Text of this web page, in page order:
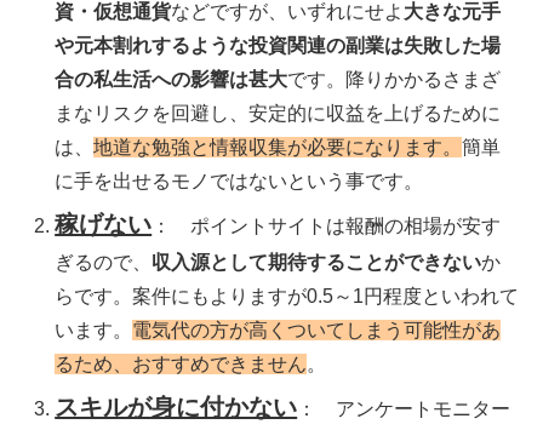
資・仮想通貨などですが、いずれにせよ 大きな元手
や元本割れするような投資関連の副業は失敗した場
合の私生活への影響は甚大です。降りかかるさまざ
まなリスクを回避し、安定的に収益を上げるために
は、地道な勉強と情報収集が必要になります。簡単
に手を出せるモノではないという事です。
稼げない ： ポイントサイトは報酬の相場が安す
ぎるので、 収入源として期待することができないか
らです。案件にもよりますが0.5～1円程度といわれて
います。 電気代の方が高くついてしまう可能性があ
るため、おすすめできません。
スキルが身に付かない ： アンケートモニター